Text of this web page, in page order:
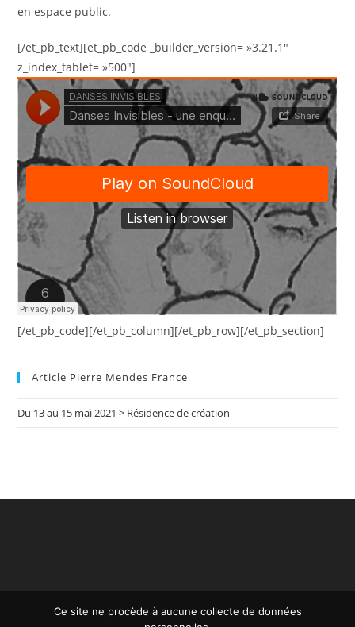
en espace public.
[/et_pb_text][et_pb_code _builder_version= »3.21.1″
z_index_tablet= »500″]
[/et_pb_code][/et_pb_column][/et_pb_row][/et_pb_section]
Article Pierre Mendes France
Du 13 au 15 mai 2021 > Résidence de création
Ce site ne procède à aucune collecte de données